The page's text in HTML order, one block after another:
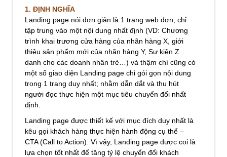
1. ĐỊNH NGHĨA
Landing page nói đơn giản là 1 trang web đơn, chỉ
tập trung vào một nội dung nhất định (VD: Chương
trình khai trương cửa hàng của nhãn hàng X, giới
thiệu sản phẩm mới của nhãn hàng Y, Sư kiện Z
danh cho các doanh nhân trẻ…) và thậm chí cũng có
một số giao diện Landing page chỉ gói gọn nội dung
trong 1 trang duy nhất; nhằm dẫn dắt và thu hút
người đọc thực hiện một mục tiêu chuyển đổi nhất
định.
Landing page được thiết kế với mục đích duy nhất là
kêu gọi khách hàng thực hiện hành động cụ thể –
CTA (Call to Action). Vì vậy, Landing page được coi là
lựa chọn tốt nhất để tăng tỷ lệ chuyển đổi khách